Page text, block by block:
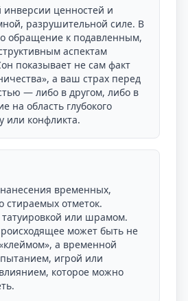
инверсии ценностей и
разрушительной силе. В
обращение к подавленным,
аспектам
показывает не сам факт
а ваш страх перед
— либо в другом, либо в
на область глубокого
или конфликта.
временных,
стираемых отметок.
татуировкой или шрамом.
может быть не
а временной
игрой или
которое можно